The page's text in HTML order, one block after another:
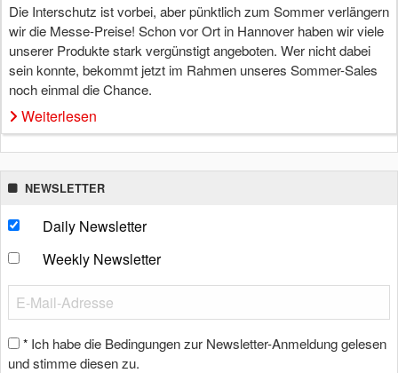
Die Interschutz ist vorbei, aber pünktlich zum Sommer verlängern
wir die Messe-Preise! Schon vor Ort in Hannover haben wir viele
unserer Produkte stark vergünstigt angeboten. Wer nicht dabei
sein konnte, bekommt jetzt im Rahmen unseres Sommer-Sales
noch einmal die Chance.
Weiterlesen
NEWSLETTER
Daily Newsletter
Weekly Newsletter
* Ich habe die Bedingungen zur Newsletter-Anmeldung gelesen
und stimme diesen zu.